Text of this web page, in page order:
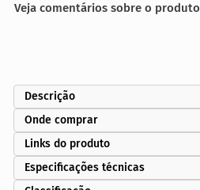
Veja comentários sobre o produto
Descrição
Onde comprar
Links do produto
Especificações técnicas